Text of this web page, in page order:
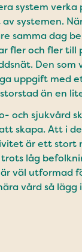
system
systemen.
samma dag
fler och fler
Den
uppgift med
än en
och sjukvård
skapa. Att i
är ett stort
låg
väl utformad
vård så